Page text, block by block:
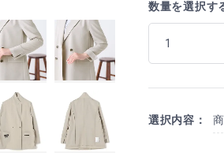
数量を選択す
選択内容：